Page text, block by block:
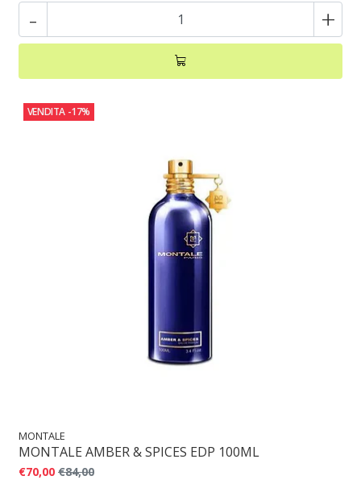
- +
VENDITA -17%
MONTALE
MONTALE AMBER & SPICES EDP 100ML
€70,00 €84,00